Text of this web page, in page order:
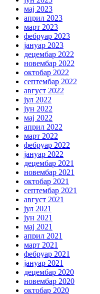
мај 2023
април 2023
март 2023
фебруар 2023
јануар 2023
децембар 2022
новембар 2022
октобар 2022
септембар 2022
август 2022
јул 2022
јун 2022
мај 2022
април 2022
март 2022
фебруар 2022
јануар 2022
децембар 2021
новембар 2021
октобар 2021
септембар 2021
август 2021
јул 2021
јун 2021
мај 2021
април 2021
март 2021
фебруар 2021
јануар 2021
децембар 2020
новембар 2020
октобар 2020